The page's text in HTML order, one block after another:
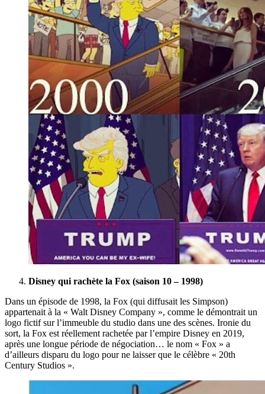
Disney qui rachète la Fox (saison 10 – 1998)
Dans un épisode de 1998, la Fox (qui diffusait les Simpson)
appartenait à la « Walt Disney Company », comme le démontrait un
logo fictif sur l’immeuble du studio dans une des scènes. Ironie du
sort, la Fox est réellement rachetée par l’empire Disney en 2019,
après une longue période de négociation… le nom « Fox » a
d’ailleurs disparu du logo pour ne laisser que le célèbre « 20th
Century Studios ».